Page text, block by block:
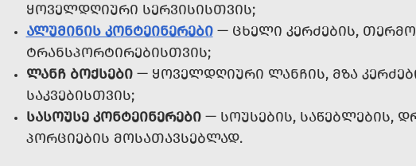
ᲧᲝᲕᲔᲚᲓᲦᲘᲣᲠᲘ ᲡᲔᲠᲕᲘᲡᲘᲡᲗᲕᲘᲡ;
ᲐᲚᲣᲛᲘᲜᲘᲡ ᲙᲝᲜᲢᲔᲘᲜᲔᲠᲔᲑᲘ— ᲪᲮᲔᲚᲘ ᲙᲔᲠᲫᲔᲑᲘᲡ,
ᲢᲠᲐᲜᲡᲞᲝᲠᲢᲘᲠᲔᲑᲘᲡᲗᲕᲘᲡ;
ᲚᲐᲜᲩ ᲑᲝᲥᲡᲔᲑᲘ— ᲧᲝᲕᲔᲚᲓᲦᲘᲣᲠᲘ ᲚᲐᲜᲩᲘᲡ, ᲛᲖᲐ
ᲡᲐᲙᲕᲔᲑᲘᲡᲗᲕᲘᲡ;
ᲡᲐᲡᲝᲣᲡᲔ ᲙᲝᲜᲢᲔᲘᲜᲔᲠᲔᲑᲘ— ᲡᲝᲣᲡᲔᲑᲘᲡ, ᲡᲐᲬᲔᲑᲚᲔᲑᲘᲡ,
ᲞᲝᲠᲪᲘᲔᲑᲘᲡ ᲛᲝᲡᲐᲗᲐᲕᲡᲔᲑᲚᲐᲓ.